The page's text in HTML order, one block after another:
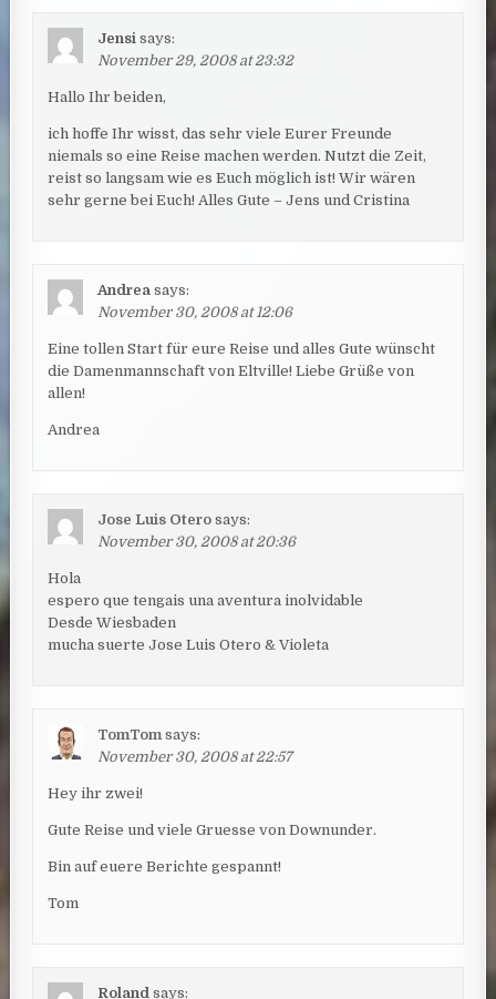
Jensi says:
November 29, 2008 at 23:32
Hallo Ihr beiden,
ich hoffe Ihr wisst, das sehr viele Eurer Freunde
niemals so eine Reise machen werden. Nutzt die Zeit,
reist so langsam wie es Euch möglich ist! Wir wären
sehr gerne bei Euch! Alles Gute – Jens und Cristina
Andrea says:
November 30, 2008 at 12:06
Eine tollen Start für eure Reise und alles Gute wünscht
die Damenmannschaft von Eltville! Liebe Grüße von
allen!
Andrea
Jose Luis Otero says:
November 30, 2008 at 20:36
Hola
espero que tengais una aventura inolvidable
Desde Wiesbaden
mucha suerte Jose Luis Otero & Violeta
TomTom says:
November 30, 2008 at 22:57
Hey ihr zwei!
Gute Reise und viele Gruesse von Downunder.
Bin auf euere Berichte gespannt!
Tom
Roland says: